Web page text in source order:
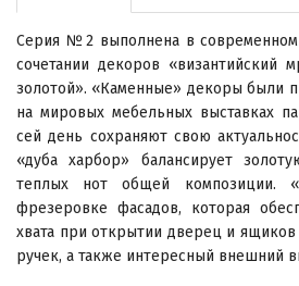
Серия №2 выполнена в современном
сочетании декоров «византийский
золотой». «Каменные» декоры были
на мировых мебельных выставках
сей день сохраняют свою
«дуба харбор» балансирует
теплых нот общей композиции.
фрезеровке фасадов, которая
хвата при открытии дверец и ящиков
ручек, а также интересный внешний